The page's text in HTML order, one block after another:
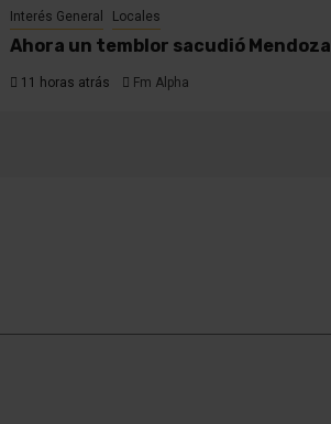
Interés General Locales
Ahora un temblor sacudió Mendoza
11 horas atrás Fm Alpha